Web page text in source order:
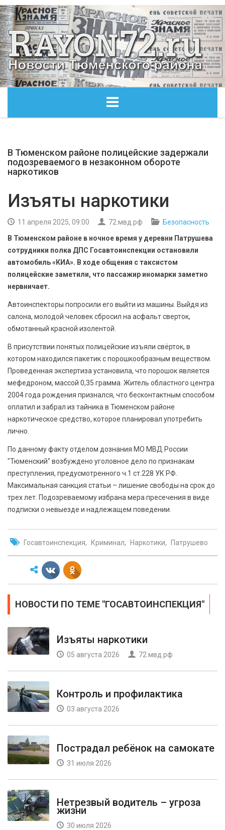
ОБЩЕСТВО
КУЛЬТУРА
СПОРТ
АРХИВ PDF
В Тюменском районе полицейские задержали
подозреваемого в незаконном обороте
наркотиков
Изъяты наркотики
11 апреля 2025, 09:00 72.мвд.рф
Безопасность
В Тюменском районе в ночное время у деревни Патрушева
сотрудники полка ДПС Госавтоинспекции остановили
автомобиль «КИА». В ходе общения с таксистом
полицейские заметили, что пассажир иномарки заметно
нервничает.
Автоинспекторы попросили его выйти из машины. Выйдя из
салона, молодой человек сбросил на асфальт сверток,
обмотанный красной изолентой.
В присутствии понятых полицейские изъяли свёрток, в
котором находился пакетик с порошкообразным веществом.
Проведенная экспертиза установила, что порошок является
мефедроном, массой 0,35 грамма. Житель областного центра
2004 года рождения признался, что бесконтактным способом
оплатил и забрал из тайника в Тюменском районе
наркотическое средство, которое планировал употребить
лично.
По данному факту отделом дознания МО МВД России
"Тюменский" возбуждено уголовное дело по признакам
преступления, предусмотренного ч.1 ст.228 УК РФ.
Максимальная санкция статьи – лишение свободы на срок до
трех лет. Подозреваемому избрана мера пресечения в виде
подписки о невыезде и надлежащем поведении.
Госавтоинспекция Криминал Наркотики Патрушево
НОВОСТИ ПО ТЕМЕ "ГОСАВТОИНСПЕКЦИЯ"
Изъяты наркотики
05 августа 2026 72.мвд.рф
Контроль и профилактика
03 августа 2026
Пострадал ребёнок на самокате
31 июля 2026
Нетрезвый водитель – угроза
жизни
30 июля 2026